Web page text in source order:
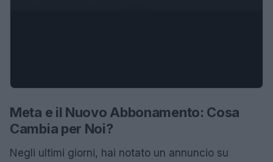
Meta e il Nuovo Abbonamento: Cosa
Cambia per Noi?
Negli ultimi giorni, hai notato un annuncio su